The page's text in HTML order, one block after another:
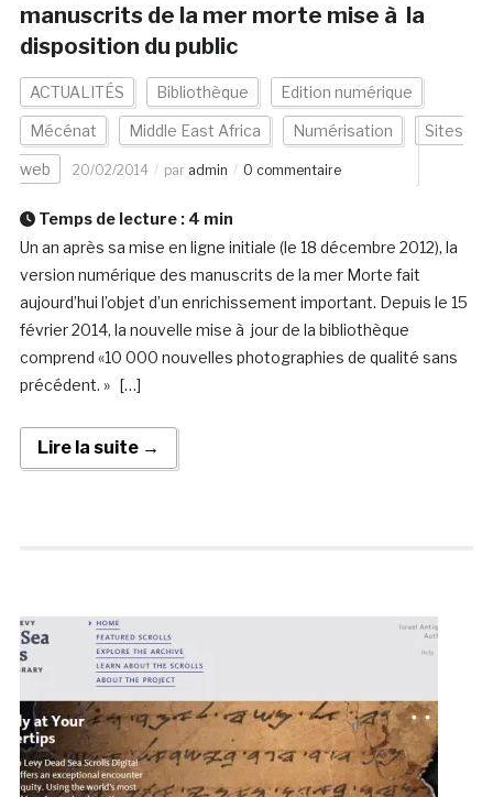
manuscrits de la mer morte mise à la
disposition du public
ACTUALITÉS Bibliothèque Edition numérique
Mécénat Middle East Africa Numérisation Sites
web 20/02/2014 par admin 0 commentaire
Temps de lecture : 4 min
Un an après sa mise en ligne initiale (le 18 décembre 2012), la
version numérique des manuscrits de la mer Morte fait
aujourd’hui l’objet d’un enrichissement important. Depuis le 15
février 2014, la nouvelle mise à jour de la bibliothèque
comprend «10 000 nouvelles photographies de qualité sans
précédent. » […]
Lire la suite →